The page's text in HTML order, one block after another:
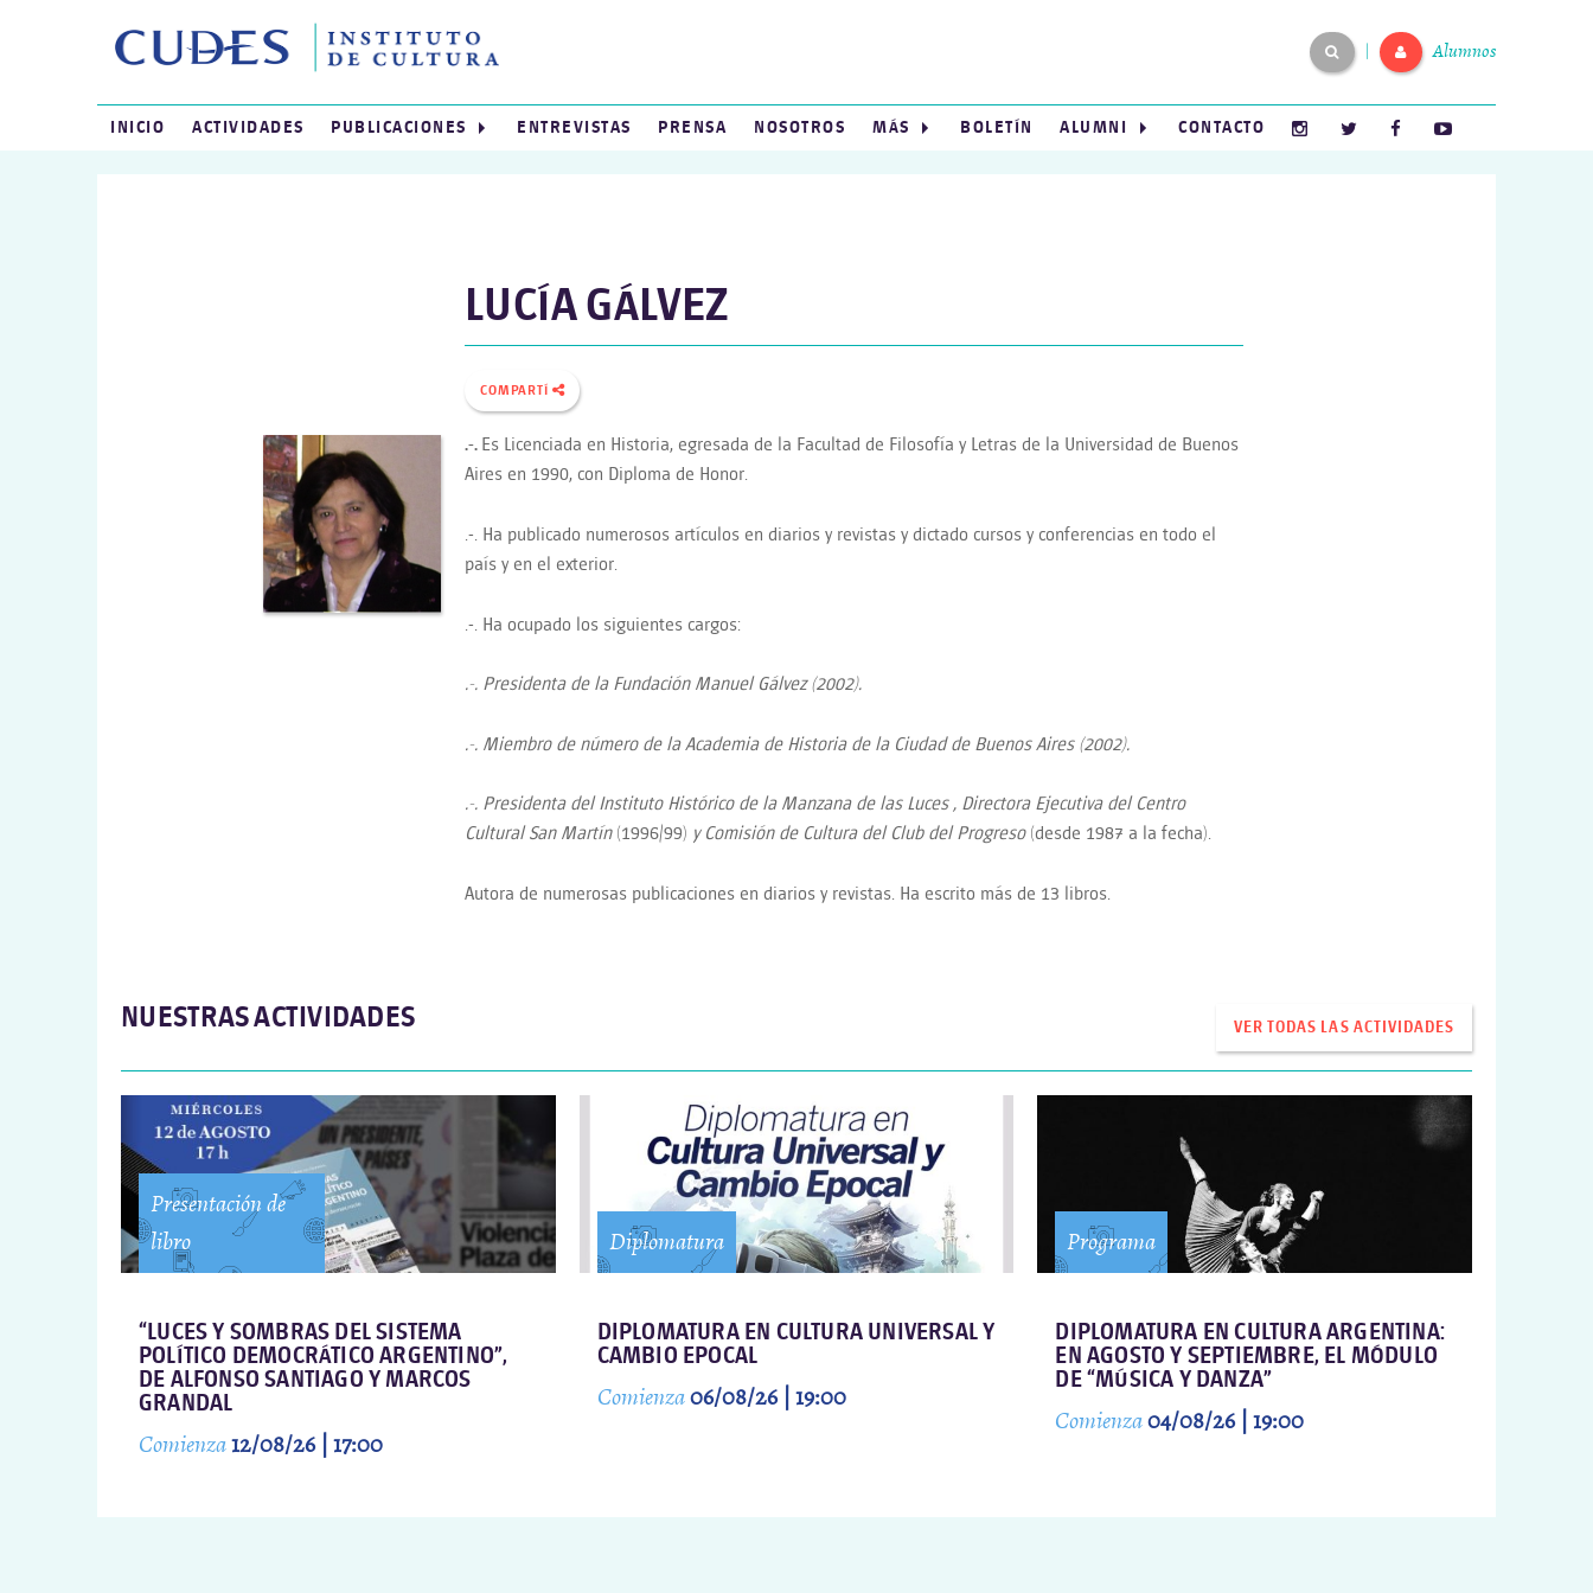
Alumnos
INICIO ACTIVIDADES PUBLICACIONES ENTREVISTAS PRENSA NOSOTROS MÁS BOLETÍN ALUMNI CONTACTO
LUCÍA GÁLVEZ
COMPARTÍ
.-. Es Licenciada en Historia, egresada de la Facultad de Filosofía y Letras de la Universidad de Buenos
Aires en 1990, con Diploma de Honor.
.-. Ha publicado numerosos artículos en diarios y revistas y dictado cursos y conferencias en todo el
país y en el exterior.
.-. Ha ocupado los siguientes cargos:
.-. Presidenta de la Fundación Manuel Gálvez(2002).
.-. Miembro de número de la Academia de Historia de la Ciudad de Buenos Aires(2002).
.-. Presidenta del Instituto Histórico de la Manzana de las Luces , Directora Ejecutiva del Centro
Cultural San Martín (1996/99) y Comisión de Cultura del Club del Progreso (desde 1987 a la fecha).
Autora de numerosas publicaciones en diarios y revistas. Ha escrito más de 13 libros.
NUESTRAS ACTIVIDADES VER TODAS LAS ACTIVIDADES
Presentación de
libro
“LUCES Y SOMBRAS DEL SISTEMA
POLÍTICO DEMOCRÁTICO ARGENTINO”,
DE ALFONSO SANTIAGO Y MARCOS
GRANDAL
Comienza12/08/26 | 17:00
Diplomatura
DIPLOMATURA EN CULTURA UNIVERSAL Y
CAMBIO EPOCAL
Comienza06/08/26 | 19:00
Programa
DIPLOMATURA EN CULTURA ARGENTINA:
EN AGOSTO Y SEPTIEMBRE, EL MÓDULO
DE “MÚSICA Y DANZA”
Comienza04/08/26 | 19:00